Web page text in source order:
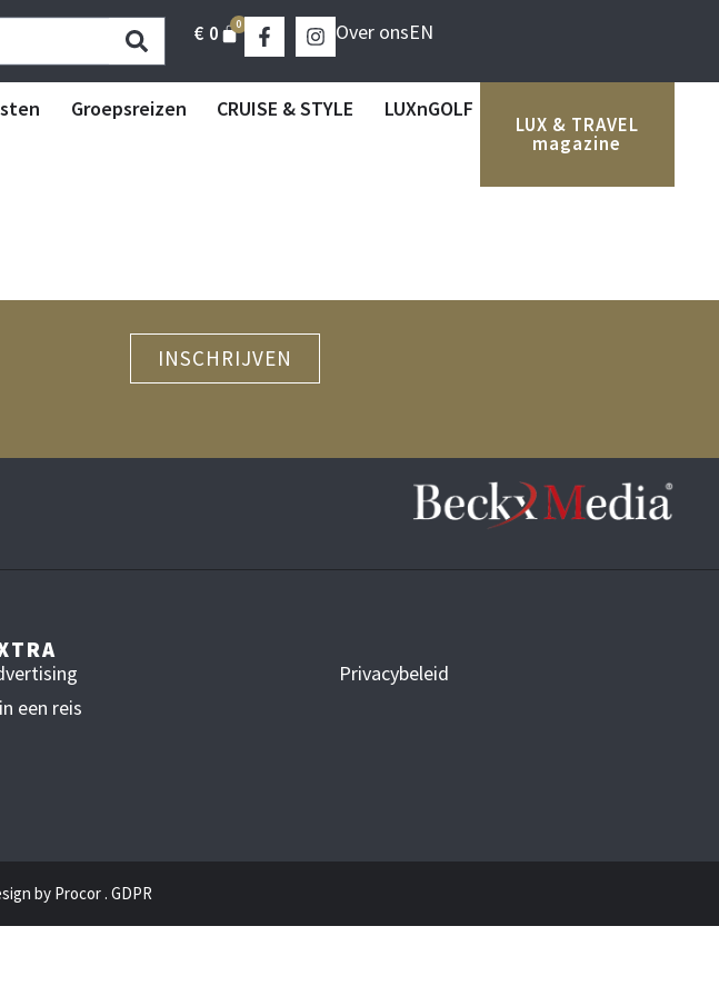
€ 0 0 Over onsEN
Groepsreizen CRUISE & STYLE LUXnGOLF
LUX & TRAVEL
magazine
INSCHRIJVEN
een reis
Privacybeleid
by Procor . GDPR